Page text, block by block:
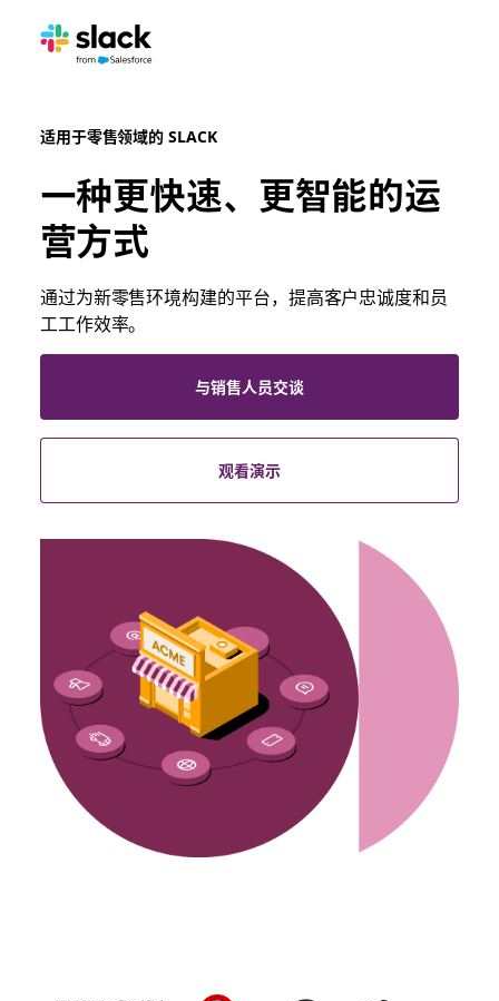
适用于零售领域的 SLACK
一种更快速、更智能的运
营方式
通过为新零售环境构建的平台，提高客户忠诚度和员
工工作效率。
与销售人员交谈
观看演示